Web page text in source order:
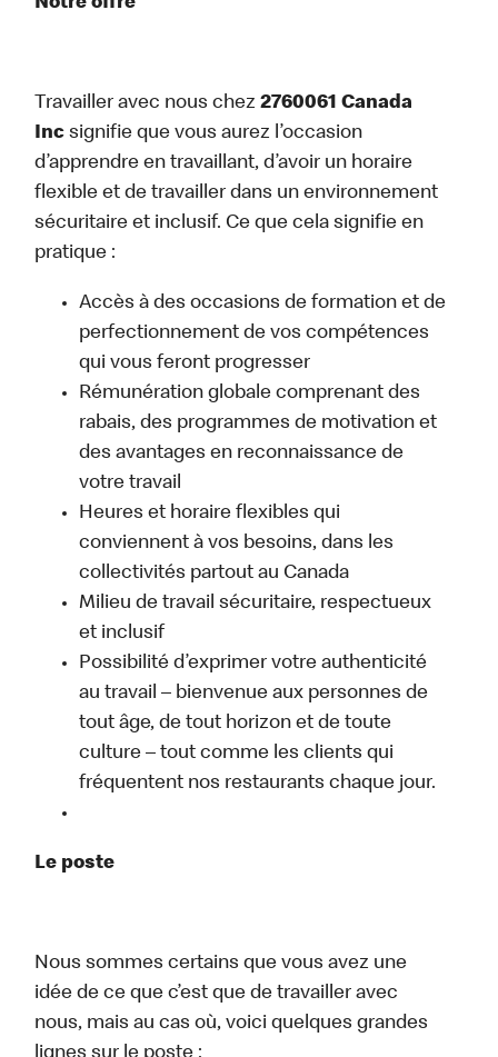
Travailler avec nous chez2760061 Canada
Incsignifie que vous aurez l’occasion
d’apprendre en travaillant, d’avoir un horaire
flexible et de travailler dans un environnement
sécuritaire et inclusif. Ce que cela signifie en
pratique :
Accès à des occasions de formation et de
perfectionnement de vos compétences
qui vous feront progresser
Rémunération globale comprenant des
rabais, des programmes de motivation et
des avantages en reconnaissance de
votre travail
Heures et horaire flexibles qui
conviennent à vos besoins, dans les
collectivités partout au Canada
Milieu de travail sécuritaire, respectueux
et inclusif
Possibilité d’exprimer votre authenticité
au travail – bienvenue aux personnes de
tout âge, de tout horizon et de toute
culture – tout comme les clients qui
fréquentent nos restaurants chaque jour.
Le poste
Nous sommes certains que vous avez une
idée de ce que c’est que de travailler avec
nous, mais au cas où, voici quelques grandes